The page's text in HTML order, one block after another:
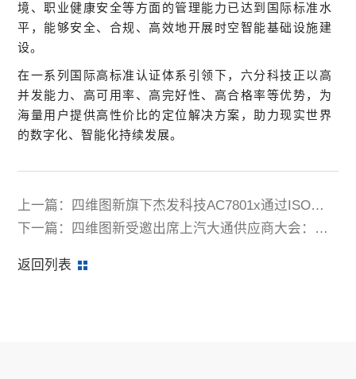
境、职业健康安全等方面的管理能力已达到国际标准水
平，能够安全、合规、高效地开展时空智能基础设施建
设。
在一系列国际高标准认证体系引领下，六分科技正以高
并发能力、高可用率、高完好性、高合格率等优势，为
海量用户提供高性价比的定位解决方案，助力现实世界
的数字化、智能化持续发展。
上一篇：四维图新旗下杰发科技AC7801x通过ISO
26262 ASIL B认证 实现车规MCU功能安全全面布局
下一篇：四维图新受邀出席上汽大通供应商大会：智
返回列表